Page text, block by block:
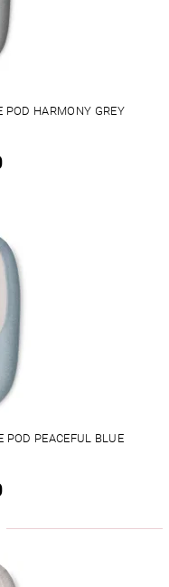
POD HARMONY GREY
POD PEACEFUL BLUE